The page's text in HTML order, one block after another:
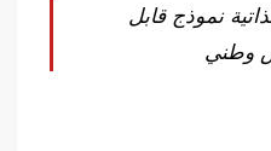
نموذج قابل
وطني